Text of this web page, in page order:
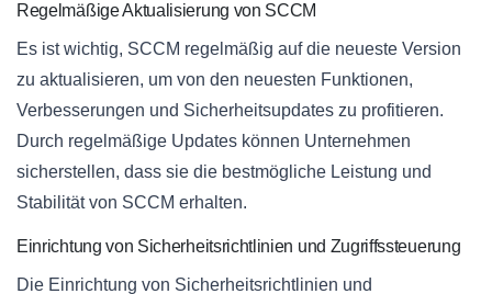
Regelmäßige Aktualisierung von SCCM
Es ist wichtig, SCCM regelmäßig auf die neueste Version
zu aktualisieren, um von den neuesten Funktionen,
Verbesserungen und Sicherheitsupdates zu profitieren.
Durch regelmäßige Updates können Unternehmen
sicherstellen, dass sie die bestmögliche Leistung und
Stabilität von SCCM erhalten.
Einrichtung von Sicherheitsrichtlinien und Zugriffssteuerung
Die Einrichtung von Sicherheitsrichtlinien und